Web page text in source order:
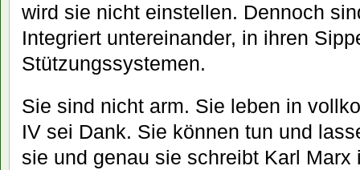
wird sie nicht einstellen. Dennoch
Integriert untereinander, in ihren
Stützungssystemen.
Sie sind nicht arm. Sie leben in
IV sei Dank. Sie können tun und
sie und genau sie schreibt Karl Marx